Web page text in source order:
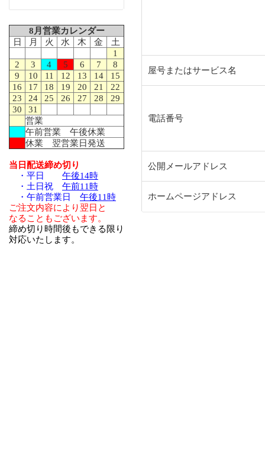
8月営業カレンダー
日
月 火 水 木 金
土
1
2
3 4 5 6 7
8
9
10 11 12 13 14
15
16
17 18 19 20 21
22
23
24 25 26 27 28
29
30
31
営業
午前営業 午後休業
休業 翌営業日発送
当日配送締め切り
・平日 午後14時
・土日祝 午前11時
・午前営業日 午後11時
ご注文内容により翌日と
なることもございます。
締め切り時間後もできる限り
対応いたします。
屋号またはサービス名
電話番号
公開メールアドレス
ホームページアドレス